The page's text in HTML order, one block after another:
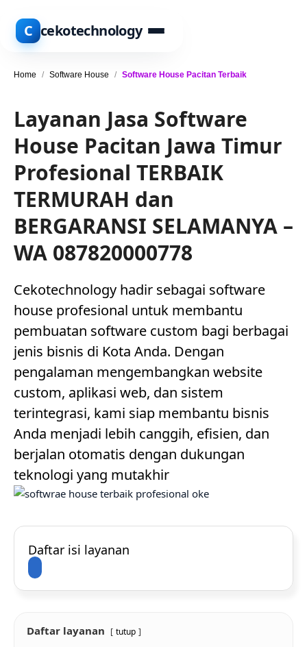
C cekotechnology
Home / Software House / Software House Pacitan Terbaik
Layanan Jasa Software
House Pacitan Jawa Timur
Profesional TERBAIK
TERMURAH dan
BERGARANSI SELAMANYA –
WA 087820000778
Cekotechnology hadir sebagai software
house profesional untuk membantu
pembuatan software custom bagi berbagai
jenis bisnis di Kota Anda. Dengan
pengalaman mengembangkan website
custom, aplikasi web, dan sistem
terintegrasi, kami siap membantu bisnis
Anda menjadi lebih canggih, efisien, dan
berjalan otomatis dengan dukungan
teknologi yang mutakhir
Daftar isi layanan
Daftar layanan tutup